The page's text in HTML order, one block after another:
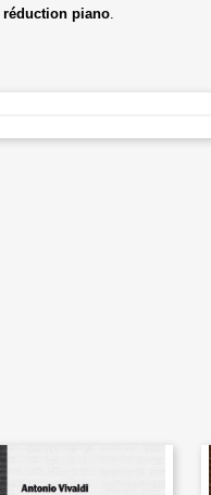
réduction piano.